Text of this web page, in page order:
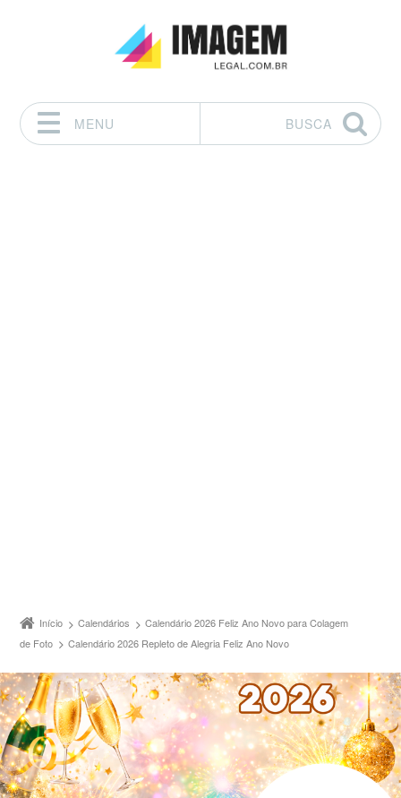
MENU
BUSCA
Início Calendários
Calendário 2026 Feliz Ano Novo para Colagem
de Foto
Calendário 2026 Repleto de Alegria Feliz Ano Novo